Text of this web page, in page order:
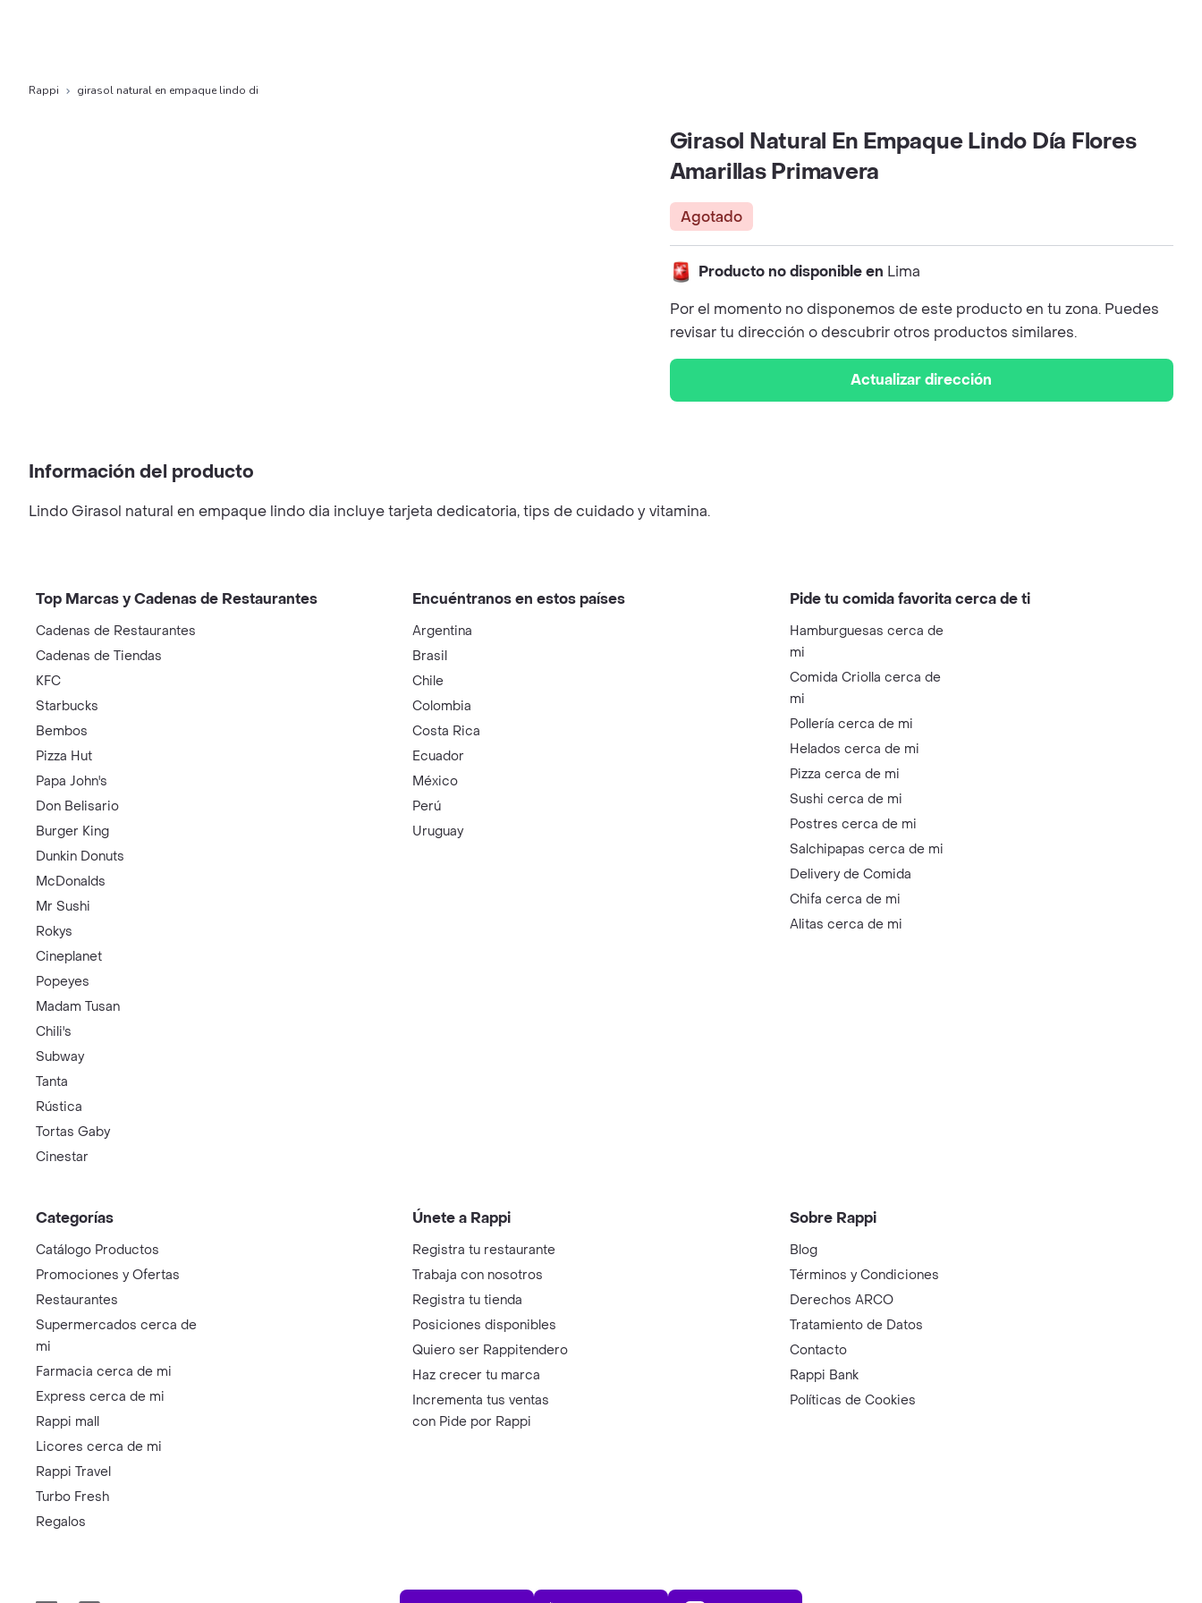
Rappi girasol natural en empaque lindo di
Girasol Natural En Empaque Lindo Día Flores
Amarillas Primavera
Agotado
Producto no disponible en Lima
Por el momento no disponemos de este producto en tu zona. Puedes
revisar tu dirección o descubrir otros productos similares.
Actualizar dirección
Información del producto
Lindo Girasol natural en empaque lindo dia incluye tarjeta dedicatoria, tips de cuidado y vitamina.
Top Marcas y Cadenas de Restaurantes
Cadenas de Restaurantes
Cadenas de Tiendas
KFC
Starbucks
Bembos
Pizza Hut
Papa John's
Don Belisario
Burger King
Dunkin Donuts
McDonalds
Mr Sushi
Rokys
Cineplanet
Popeyes
Madam Tusan
Chili's
Subway
Tanta
Rústica
Tortas Gaby
Cinestar
Encuéntranos en estos países
Argentina
Brasil
Chile
Colombia
Costa Rica
Ecuador
México
Perú
Uruguay
Pide tu comida favorita cerca de ti
Hamburguesas cerca de
mi
Comida Criolla cerca de
mi
Pollería cerca de mi
Helados cerca de mi
Pizza cerca de mi
Sushi cerca de mi
Postres cerca de mi
Salchipapas cerca de mi
Delivery de Comida
Chifa cerca de mi
Alitas cerca de mi
Categorías
Catálogo Productos
Promociones y Ofertas
Restaurantes
Supermercados cerca de
mi
Farmacia cerca de mi
Express cerca de mi
Rappi mall
Licores cerca de mi
Rappi Travel
Turbo Fresh
Regalos
Únete a Rappi
Registra tu restaurante
Trabaja con nosotros
Registra tu tienda
Posiciones disponibles
Quiero ser Rappitendero
Haz crecer tu marca
Incrementa tus ventas
con Pide por Rappi
Sobre Rappi
Blog
Términos y Condiciones
Derechos ARCO
Tratamiento de Datos
Contacto
Rappi Bank
Políticas de Cookies
App Store Play Store AppGallery